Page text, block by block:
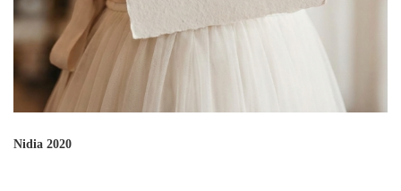
Nidia 2020